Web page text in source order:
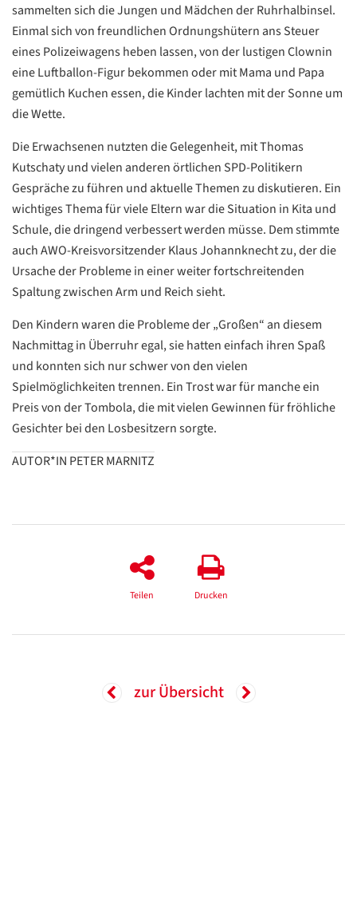
sammelten sich die Jungen und Mädchen der Ruhrhalbinsel.
Einmal sich von freundlichen Ordnungshütern ans Steuer
eines Polizeiwagens heben lassen, von der lustigen Clownin
eine Luftballon-Figur bekommen oder mit Mama und Papa
gemütlich Kuchen essen, die Kinder lachten mit der Sonne um
die Wette.
Die Erwachsenen nutzten die Gelegenheit, mit Thomas
Kutschaty und vielen anderen örtlichen SPD-Politikern
Gespräche zu führen und aktuelle Themen zu diskutieren. Ein
wichtiges Thema für viele Eltern war die Situation in Kita und
Schule, die dringend verbessert werden müsse. Dem stimmte
auch AWO-Kreisvorsitzender Klaus Johannknecht zu, der die
Ursache der Probleme in einer weiter fortschreitenden
Spaltung zwischen Arm und Reich sieht.
Den Kindern waren die Probleme der „Großen“ an diesem
Nachmittag in Überruhr egal, sie hatten einfach ihren Spaß
und konnten sich nur schwer von den vielen
Spielmöglichkeiten trennen. Ein Trost war für manche ein
Preis von der Tombola, die mit vielen Gewinnen für fröhliche
Gesichter bei den Losbesitzern sorgte.
AUTOR*IN PETER MARNITZ
Teilen Drucken
zur Übersicht
Datenschutzerklärung
ZURÜCK
Datenschutzerklärung
Google
Datenschutzerklärung
Übersetzen
/
Translate
ZURÜCK